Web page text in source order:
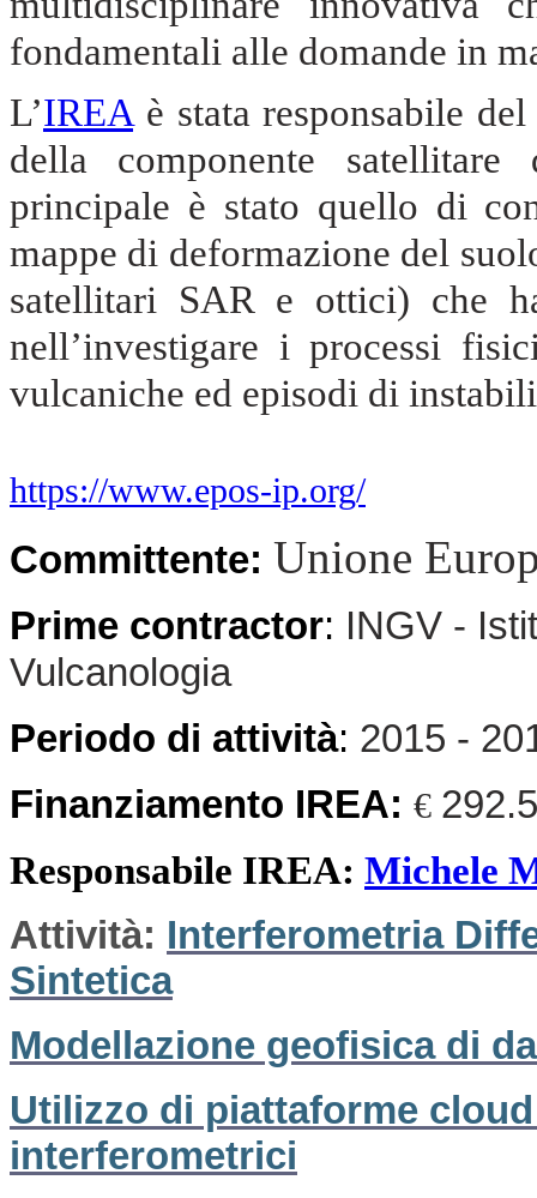
fondamentali alle domande in
L’IREA è stata responsabile
della componente
principale è stato quello di
mappe di deformazione del
satellitari SAR e ottici) che
nell’investigare i processi
vulcaniche ed episodi di
https://www.epos-ip.org/
Committente: Unione
Prime contractor: INGV -
Vulcanologia
Periodo di attività: 2015 -
Finanziamento IREA: €
Responsabile IREA: Michele
Attività: Interferometria
Sintetica
Modellazione geofisica di
Utilizzo di piattaforme
interferometrici